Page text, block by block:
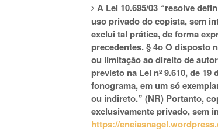
A Lei 10.695/03 “resolve
uso privado do copista, sem
exclui tal prática, de forma
precedentes. § 4o O disposto
ou limitação ao direito de
previsto na Lei nº 9.610, de
fonograma, em um só
ou indireto.” (NR) Portanto,
exclusivamente privado, sem
https://